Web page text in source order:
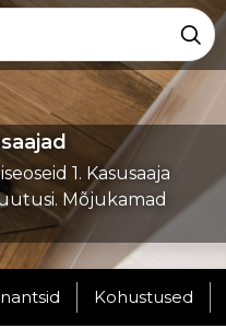
1. Kasusaaja
Mõjukamad
Kohustused